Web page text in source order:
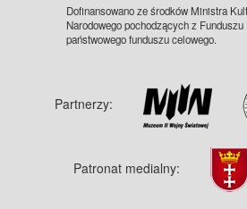
Dofinansowano ze środków Ministra
Narodowego pochodzących z
państwowego funduszu celowego.
Partnerzy:
Patronat medialny: